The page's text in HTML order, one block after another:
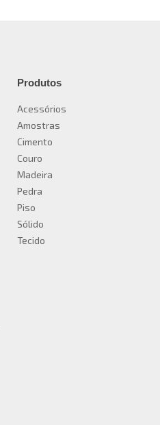
Produtos
Acessórios
Amostras
Cimento
Couro
Madeira
Pedra
Piso
Sólido
Tecido